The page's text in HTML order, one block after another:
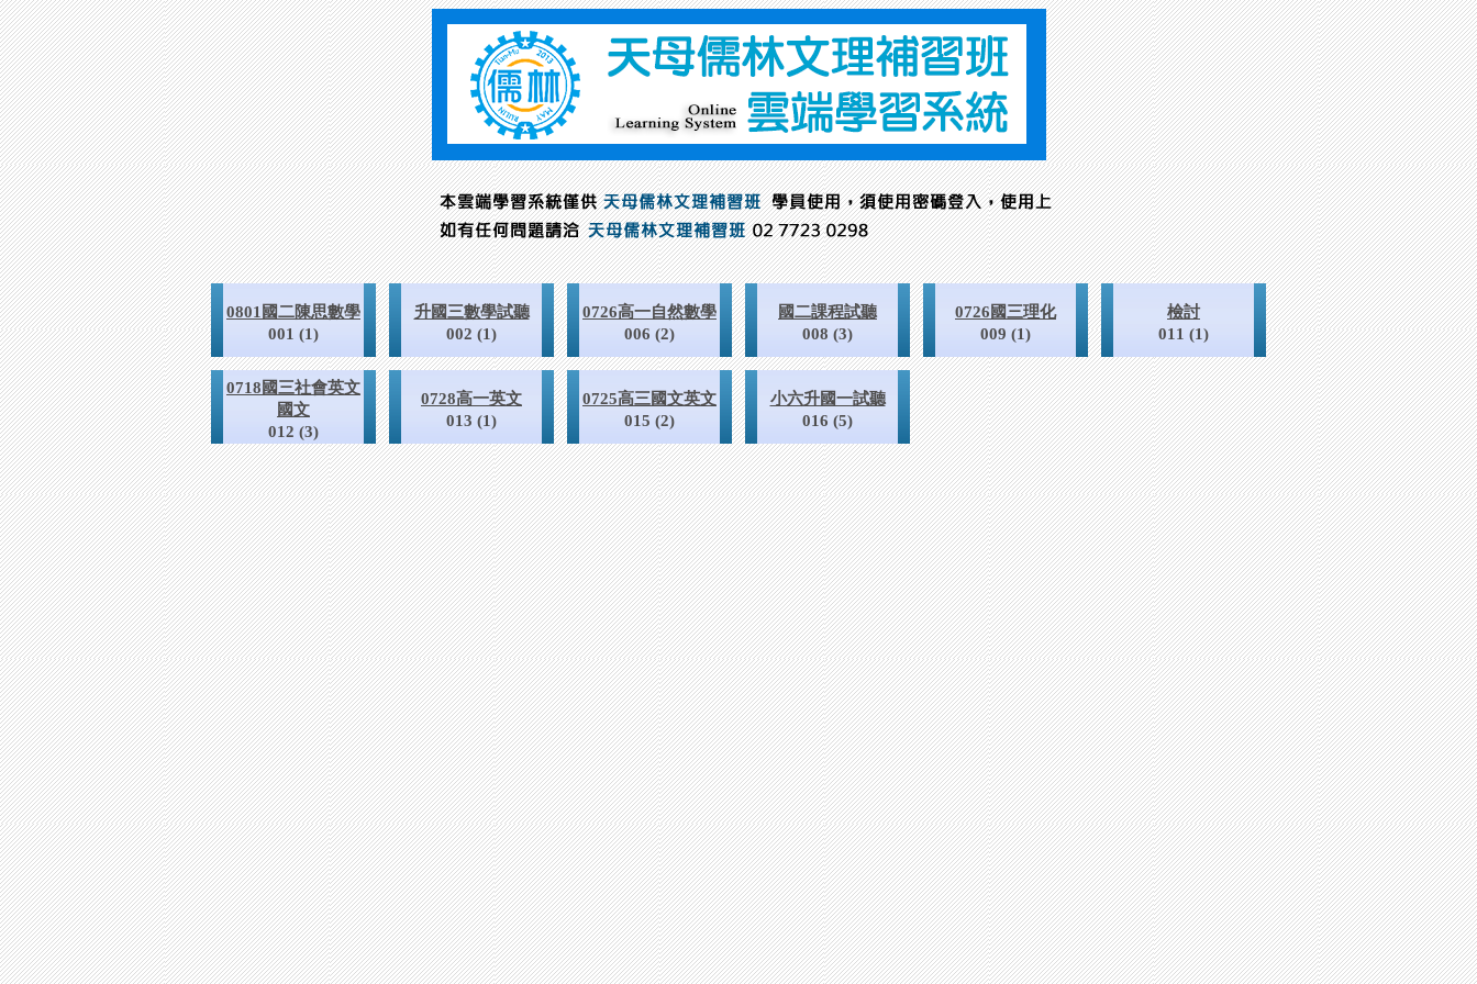
0801國二陳思數學
001 (1)
升國三數學試聽
002 (1)
0726高一自然數學
006 (2)
國二課程試聽
008 (3)
0726國三理化
009 (1)
檢討
011 (1)
0718國三社會英文
國文
012 (3)
0728高一英文
013 (1)
0725高三國文英文
015 (2)
小六升國一試聽
016 (5)